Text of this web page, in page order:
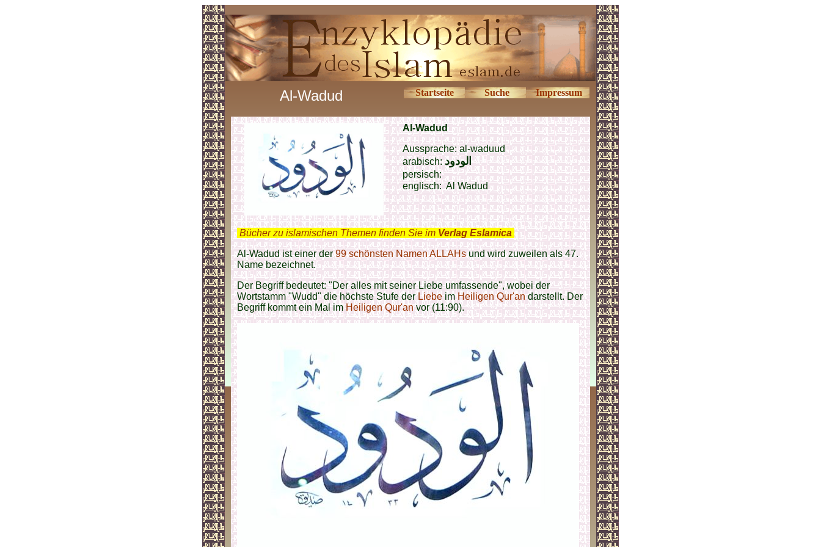
Al-Wadud Startseite Suche Impressum
Al-Wadud
Aussprache:al-waduud
arabisch:الودود
persisch:
englisch: Al Wadud
Bücher zu islamischen Themen finden Sie im Verlag Eslamica
Al-Wadud ist einer der99 schönsten NamenALLAHsund wird zuweilen als 47.
Name bezeichnet.
Der Begriff bedeutet: "Der alles mit seiner Liebe umfassende", wobei der
Wortstamm "Wudd" die höchste Stufe derLiebeimHeiligen Qur'andarstellt. Der
Begriff kommt ein Mal imHeiligen Qur'anvor (11:90).